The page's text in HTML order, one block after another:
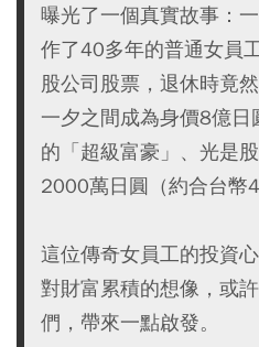
曝光了一個真實故事：
作了40多年的普通女員
股公司股票，退休時竟
一夕之間成為身價8億日
的「超級富豪」、光是
2000萬日圓（約合台幣
這位傳奇女員工的投資
對財富累積的想像，或
們，帶來一點啟發。